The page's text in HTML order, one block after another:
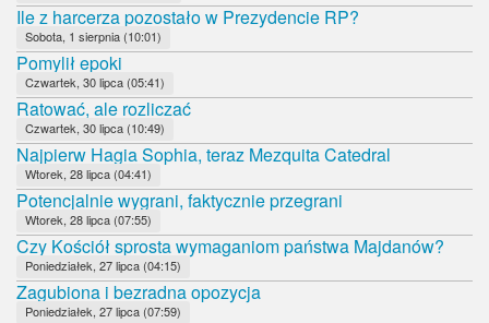
Ile z harcerza pozostało w Prezydencie RP?
Sobota, 1 sierpnia (10:01)
Pomylił epoki
Czwartek, 30 lipca (05:41)
Ratować, ale rozliczać
Czwartek, 30 lipca (10:49)
Najpierw Hagia Sophia, teraz Mezquita Catedral
Wtorek, 28 lipca (04:41)
Potencjalnie wygrani, faktycznie przegrani
Wtorek, 28 lipca (07:55)
Czy Kościół sprosta wymaganiom państwa Majdanów?
Poniedziałek, 27 lipca (04:15)
Zagubiona i bezradna opozycja
Poniedziałek, 27 lipca (07:59)